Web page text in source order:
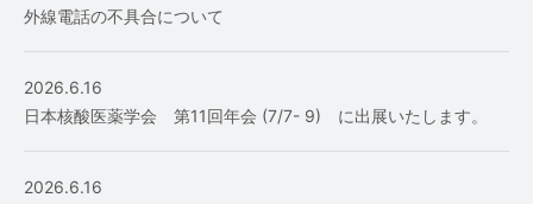
外線電話の不具合について
2026.6.16
日本核酸医薬学会 第11回年会 (7/7- 9) に出展いたします。
2026.6.16